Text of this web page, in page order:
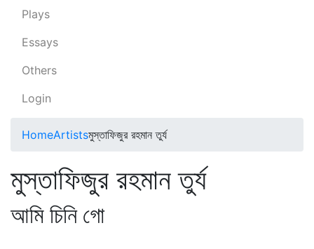
Plays
Essays
Others
Login
HomeArtistsমুস্তাফিজুর রহমান তুর্য
মুস্তাফিজুর রহমান তুর্য
আমি চিনি গো